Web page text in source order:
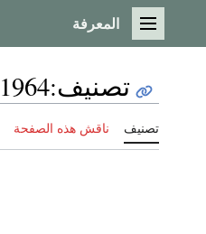
القائمة الرئيسية
المعرفة
تصنيف:
1964
تصنيف ناقش هذه الصفحة